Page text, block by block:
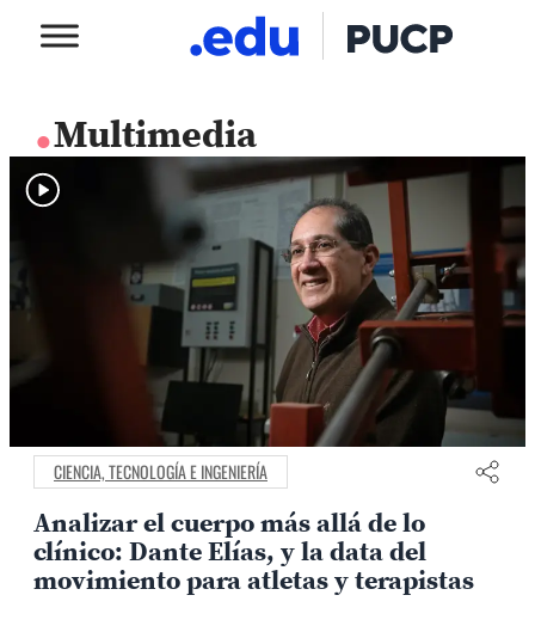
.Multimedia
CIENCIA, TECNOLOGÍA E INGENIERÍA
Analizar el cuerpo más allá de lo
clínico: Dante Elías, y la data del
movimiento para atletas y terapistas